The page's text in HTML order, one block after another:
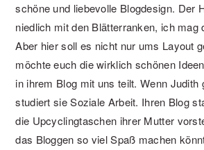
schöne und liebevolle Blogdesign. Der
niedlich mit den Blätterranken, ich mag
Aber hier soll es nicht nur ums Layout
möchte euch die wirklich schönen
in ihrem Blog mit uns teilt. Wenn Judith
studiert sie Soziale Arbeit. Ihren Blog
die Upcyclingtaschen ihrer Mutter
das Bloggen so viel Spaß machen